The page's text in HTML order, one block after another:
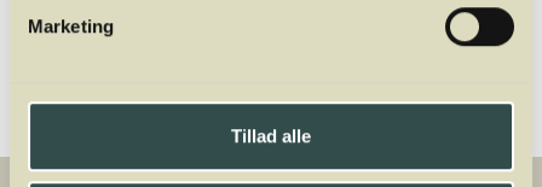
Marketing
Tillad alle